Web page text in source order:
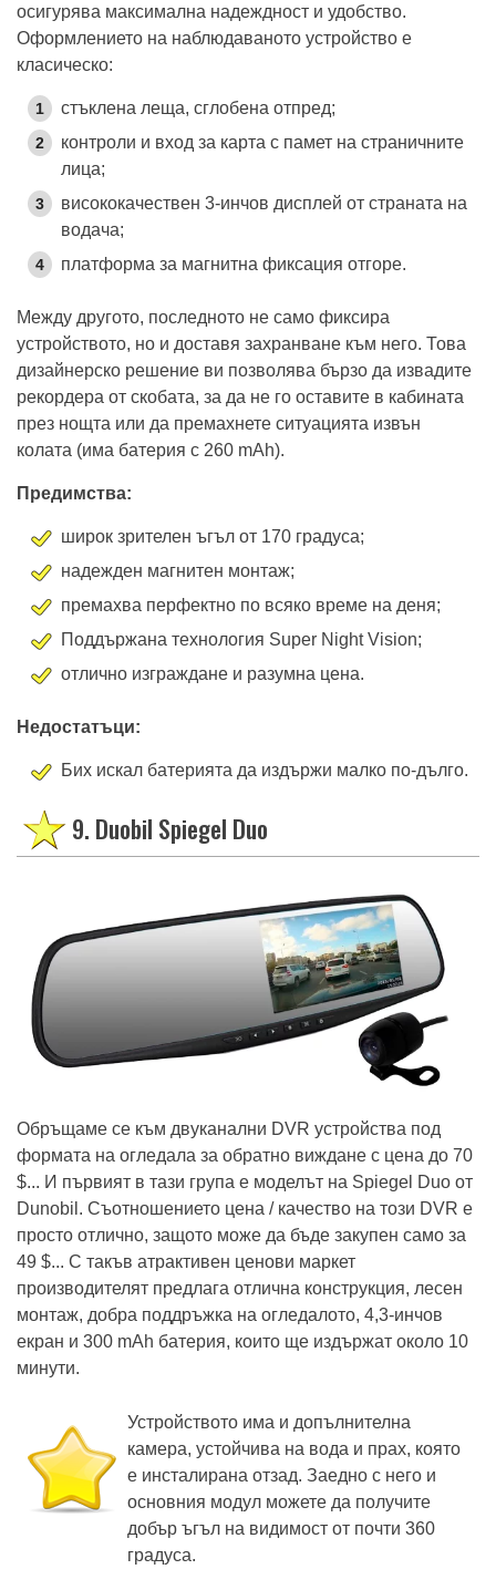
осигурява максимална надеждност и удобство.
Оформлението на наблюдаваното устройство е
класическо:
стъклена леща, сглобена отпред;
контроли и вход за карта с памет на страничните
лица;
висококачествен 3-инчов дисплей от страната на
водача;
платформа за магнитна фиксация отгоре.
Между другото, последното не само фиксира
устройството, но и доставя захранване към него. Това
дизайнерско решение ви позволява бързо да извадите
рекордера от скобата, за да не го оставите в кабината
през нощта или да премахнете ситуацията извън
колата (има батерия с 260 mAh).
Предимства:
широк зрителен ъгъл от 170 градуса;
надежден магнитен монтаж;
премахва перфектно по всяко време на деня;
Поддържана технология Super Night Vision;
отлично изграждане и разумна цена.
Недостатъци:
Бих искал батерията да издържи малко по-дълго.
9. Duobil Spiegel Duo
Обръщаме се към двуканални DVR устройства под
формата на огледала за обратно виждане с цена до 70
$... И първият в тази група е моделът на Spiegel Duo от
Dunobil. Съотношението цена / качество на този DVR е
просто отлично, защото може да бъде закупен само за
49 $... С такъв атрактивен ценови маркет
производителят предлага отлична конструкция, лесен
монтаж, добра поддръжка на огледалото, 4,3-инчов
екран и 300 mAh батерия, които ще издържат около 10
минути.
Устройството има и допълнителна
камера, устойчива на вода и прах, която
е инсталирана отзад. Заедно с него и
основния модул можете да получите
добър ъгъл на видимост от почти 360
градуса.